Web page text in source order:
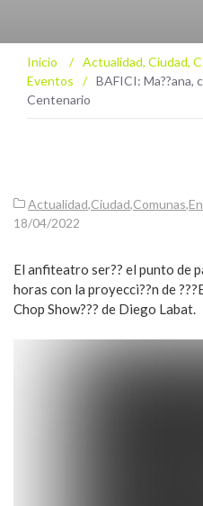
Inicio / Actualidad, Ciudad,
Eventos
/ BAFICI: Ma??ana,
Centenario
Actualidad,Ciudad,Comunas,
18/04/2022
El anfiteatro ser?? el punto de
horas con la proyecci??n de
Chop Show??? de Diego Labat.